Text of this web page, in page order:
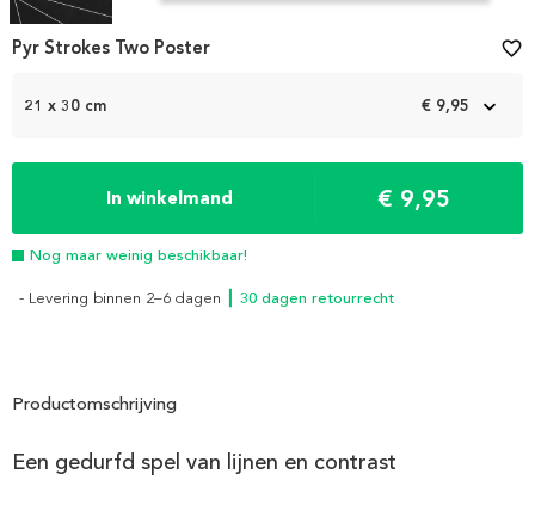
Item
1
21 x 30 cm € 9,95
In winkelmand € 9,95
Nog maar weinig beschikbaar!
- Levering binnen 2–6 dagen ┃ 30 dagen retourrecht
Pyr Strokes Two Poster favorite_border
Productomschrijving
Een gedurfd spel van lijnen en contrast